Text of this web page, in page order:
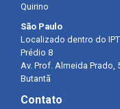
Quirino
São Paulo
Localizado dentro do
Prédio 8
Av. Prof. Almeida Prado,
Butantã
Contato